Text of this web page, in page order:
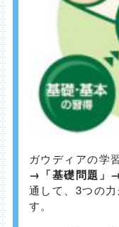
ガウディアの学
→「基礎問題」→
通して、3つの
す。